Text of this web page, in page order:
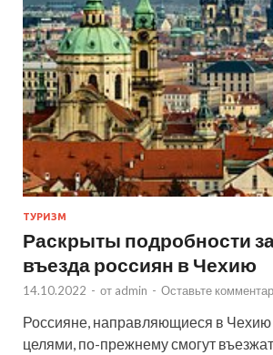
ТУРИЗМ
Раскрыты подробности
въезда россиян в Чехию
14.10.2022 - от admin - Оставьте
Россияне, направляющиеся в
целями, по-прежнему смогут